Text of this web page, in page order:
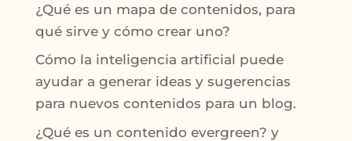
¿Qué es un mapa de contenidos, para
qué sirve y cómo crear uno?
Cómo la inteligencia artificial puede
ayudar a generar ideas y sugerencias
para nuevos contenidos para un blog.
¿Qué es un contenido evergreen? y